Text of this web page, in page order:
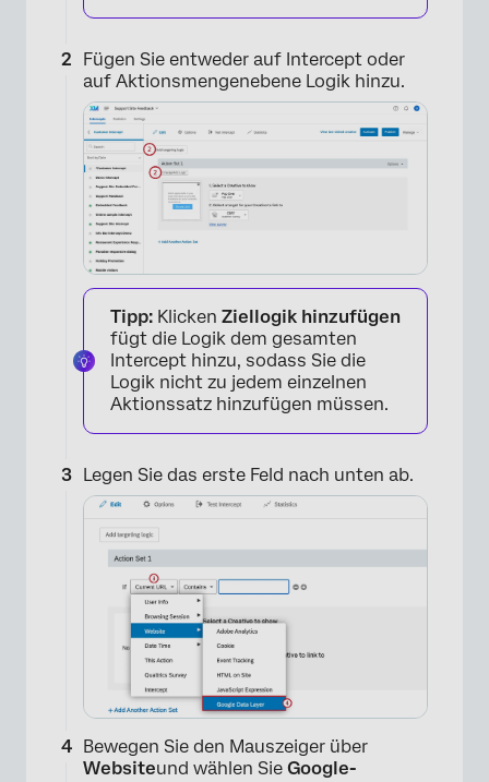
Fügen Sie entweder auf Intercept oder
auf Aktionsmengenebene Logik hinzu.
Tipp: Klicken Ziellogik hinzufügen
fügt die Logik dem gesamten
Intercept hinzu, sodass Sie die
Logik nicht zu jedem einzelnen
Aktionssatz hinzufügen müssen.
Legen Sie das erste Feld nach unten ab.
Bewegen Sie den Mauszeiger über
Websiteund wählen Sie Google-